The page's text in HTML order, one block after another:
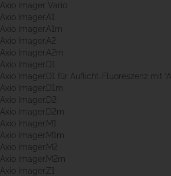
Axio Imager Vario
Axio Imager.A1
Axio Imager.A1m
Axio Imager.A2
Axio Imager.A2m
Axio Imager.D1
Axio Imager.D1 für Auflicht-Fluoreszenz mit
Axio Imager.D1m
Axio Imager.D2
Axio Imager.D2m
Axio Imager.M1
Axio Imager.M1m
Axio Imager.M2
Axio Imager.M2m
Axio Imager.Z1